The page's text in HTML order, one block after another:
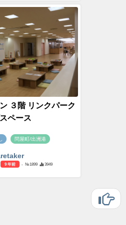
３階 リンクパーク
ペース
問屋町/出洲港
9 年前 - №1899 3949